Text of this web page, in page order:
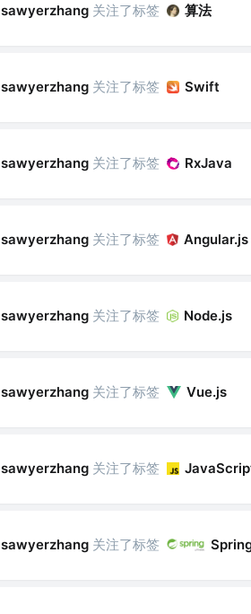
sawyerzhang 关注了标签 算法
sawyerzhang 关注了标签 Swift
sawyerzhang 关注了标签 RxJava
sawyerzhang 关注了标签 Angular.js
sawyerzhang 关注了标签 Node.js
sawyerzhang 关注了标签 Vue.js
sawyerzhang 关注了标签
sawyerzhang 关注了标签